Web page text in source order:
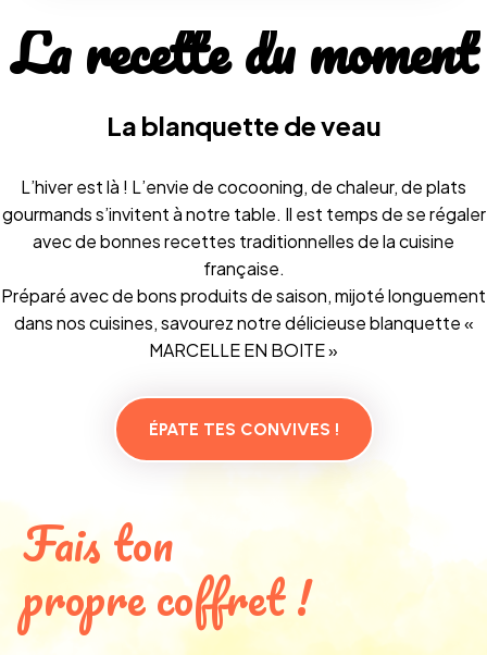
Larecettedumoment
La blanquette de veau
L’hiver est là ! L’envie de cocooning, de chaleur, de plats
gourmands s’invitent à notre table. Il est temps de se régaler
avec de bonnes recettes traditionnelles de la cuisine
française.
Préparé avec de bons produits de saison, mijoté longuement
dans nos cuisines, savourez notre délicieuse blanquette «
MARCELLE EN BOITE »
ÉPATE TES CONVIVES !
Faiston
proprecoffret!